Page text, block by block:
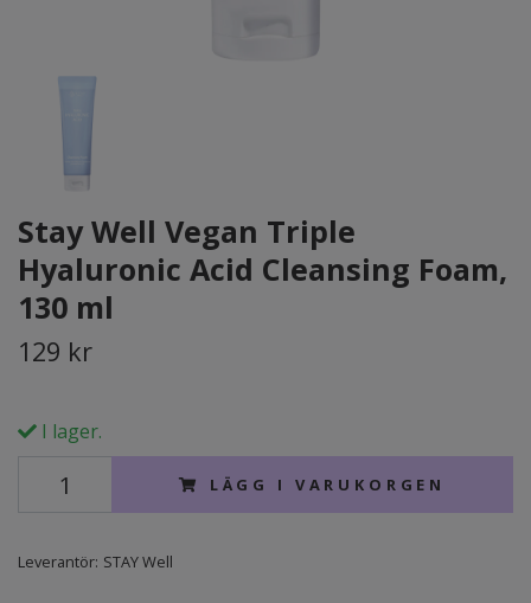
Stay Well Vegan Triple
Hyaluronic Acid Cleansing Foam,
130 ml
129 kr
I lager.
LÄGG I VARUKORGEN
Leverantör: STAY Well